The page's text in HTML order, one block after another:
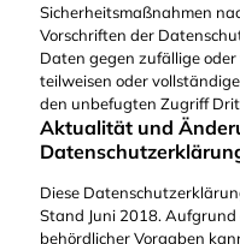
Sicherheitsmaßnahmen
Vorschriften der
Daten gegen zufällige
teilweisen oder
den unbefugten Zugriff
Aktualität und
Diese
Stand Juni 2018.
behördlicher Vorgaben